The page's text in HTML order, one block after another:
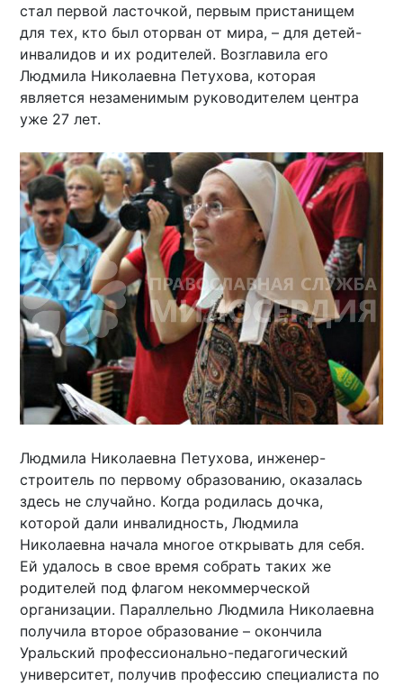
стал первой ласточкой, первым пристанищем
для тех, кто был оторван от мира, – для детей-
инвалидов и их родителей. Возглавила его
Людмила Николаевна Петухова, которая
является незаменимым руководителем центра
уже 27 лет.
Людмила Николаевна Петухова, инженер-
строитель по первому образованию, оказалась
здесь не случайно. Когда родилась дочка,
которой дали инвалидность, Людмила
Николаевна начала многое открывать для себя.
Ей удалось в свое время собрать таких же
родителей под флагом некоммерческой
организации. Параллельно Людмила Николаевна
получила второе образование – окончила
Уральский профессионально-педагогический
университет, получив профессию специалиста по